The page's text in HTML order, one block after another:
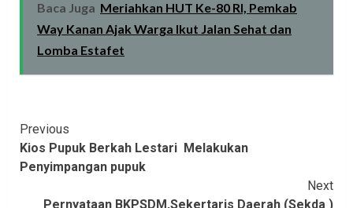
Baca Juga Meriahkan HUT Ke-80 RI, Pemkab
Way Kanan Ajak Warga Ikut Jalan Sehat dan
Lomba Estafet
Continue
Reading
Previous
Kios Pupuk Berkah Lestari Melakukan
Penyimpangan pupuk
Next
Pernyataan BKPSDM,Sekertaris Daerah (Sekda )